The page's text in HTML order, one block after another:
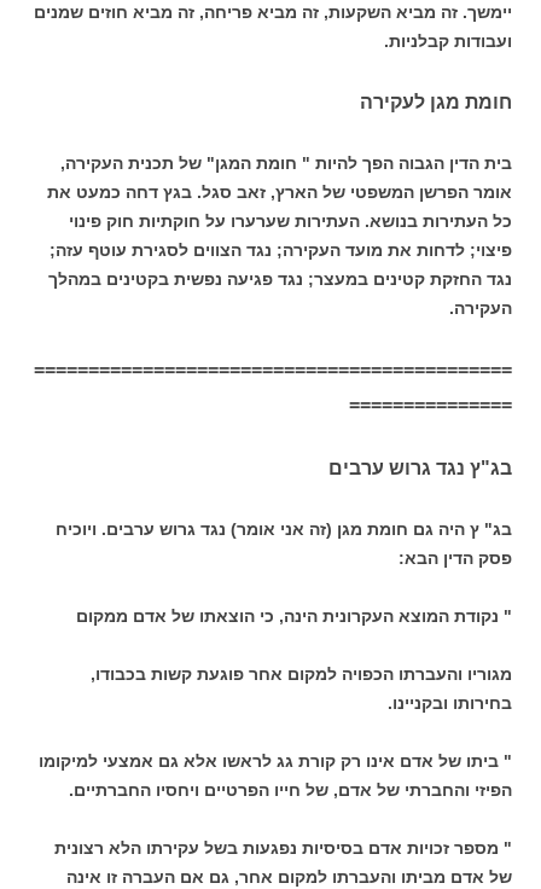
יימשך. זה מביא השקעות, זה מביא פריחה, זה מביא חוזים שמנים
ועבודות קבלניות.
חומת מגן לעקירה
בית הדין הגבוה הפך להיות " חומת המגן" של תכנית העקירה,
אומר הפרשן המשפטי של הארץ, זאב סגל. בגץ דחה כמעט את
כל העתירות בנושא. העתירות שערערו על חוקתיות חוק פינוי
פיצוי; לדחות את מועד העקירה; נגד הצווים לסגירת עוטף עזה;
נגד החזקת קטינים במעצר; נגד פגיעה נפשית בקטינים במהלך
העקירה.
============================================
===============
בג"ץ נגד גרוש ערבים
בג" ץ היה גם חומת מגן (זה אני אומר) נגד גרוש ערבים. ויוכיח
פסק הדין הבא:
" נקודת המוצא העקרונית הינה, כי הוצאתו של אדם ממקום
מגוריו והעברתו הכפויה למקום אחר פוגעת קשות בכבודו,
בחירותו ובקניינו.
" ביתו של אדם אינו רק קורת גג לראשו אלא גם אמצעי למיקומו
הפיזי והחברתי של אדם, של חייו הפרטיים ויחסיו החברתיים.
" מספר זכויות אדם בסיסיות נפגעות בשל עקירתו הלא רצונית
של אדם מביתו והעברתו למקום אחר, גם אם העברה זו אינה